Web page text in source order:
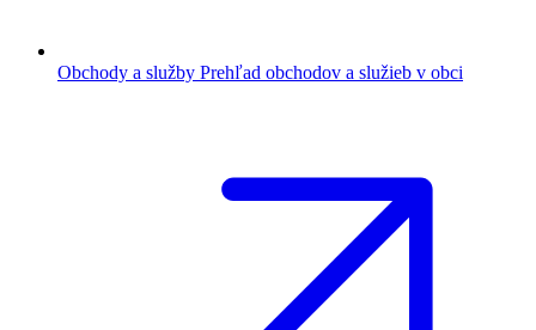
Obchody a služby Prehľad obchodov a služieb v obci